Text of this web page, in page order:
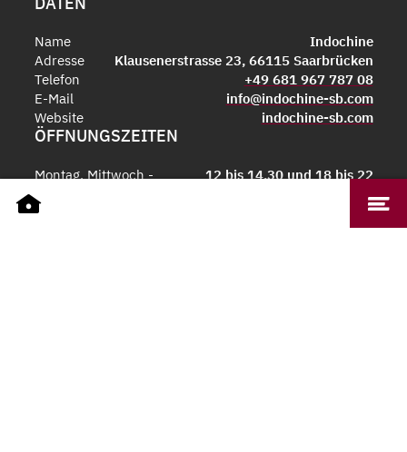
Name
Indochine
Adresse
Klausenerstrasse 23, 66115 Saarbrücken
Telefon
+49 681 967 787 08
E-Mail
info@indochine-sb.com
Website
indochine-sb.com
ÖFFNUNGSZEITEN
Montag, Mittwoch -
Sonntag
12 bis 14.30 und 18 bis 22
Uhr